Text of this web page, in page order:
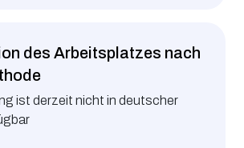
des Arbeitsplatzes nach
ist derzeit nicht in deutscher